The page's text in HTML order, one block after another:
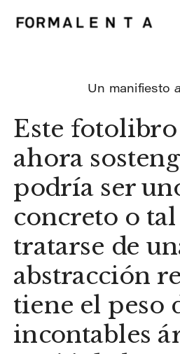
Este fotolibro
ahora
podría ser
concreto o tal
tratarse de
abstracción
tiene el peso
incontables
Un manifiesto